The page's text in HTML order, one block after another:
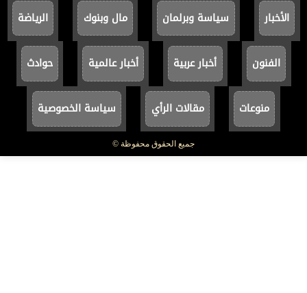
الأخبار سياسة وبرلمان مال وبنوك الرياضة
الفنون أخبار عربية أخبار عالمية حوادث
منوعات مقالات الرأي سياسة الخصوصية
جميع الحقوق محفوظة ©